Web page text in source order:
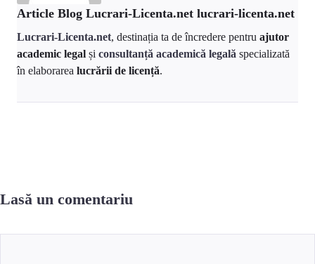
Article Blog Lucrari-Licenta.net lucrari-licenta.net
Lucrari-Licenta.net, destinația ta de încredere pentru ajutor
academic legal și consultanță academică legală specializată
în elaborarea lucrării de licență.
Lasă un comentariu